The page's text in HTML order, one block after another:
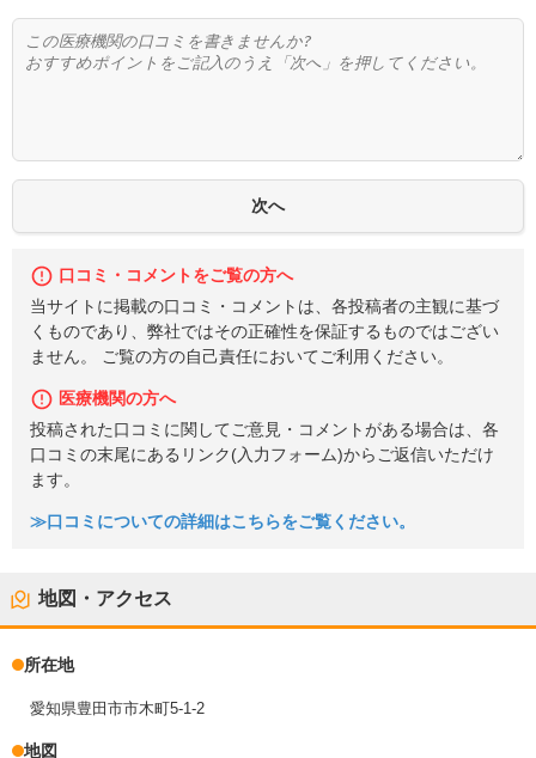
口コミ・コメントをご覧の方へ
当サイトに掲載の口コミ・コメントは、各投稿者の主観に基づ
くものであり、弊社ではその正確性を保証するものではござい
ません。 ご覧の方の自己責任においてご利用ください。
医療機関の方へ
投稿された口コミに関してご意見・コメントがある場合は、各
口コミの末尾にあるリンク(入力フォーム)からご返信いただけ
ます。
≫口コミについての詳細はこちらをご覧ください。
地図・アクセス
所在地
愛知県豊田市市木町5-1-2
地図